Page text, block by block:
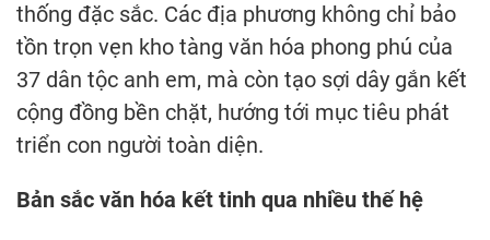
thống đặc sắc. Các địa phương không chỉ bảo
tồn trọn vẹn kho tàng văn hóa phong phú của
37 dân tộc anh em, mà còn tạo sợi dây gắn kết
cộng đồng bền chặt, hướng tới mục tiêu phát
triển con người toàn diện.
Bản sắc văn hóa kết tinh qua nhiều thế hệ